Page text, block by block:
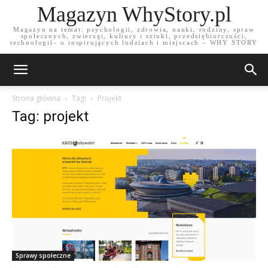
Magazyn WhyStory.pl
Magazyn na temat: psychologii, zdrowia, nauki, rodziny, spraw
społecznych, zwierząt, kultury i sztuki, przedsiębiorczości,
technologii– o inspirujących ludziach i miejscach – WHY STORY
Strona główna Tagi Projekt
Tag: projekt
Sprawy społeczne